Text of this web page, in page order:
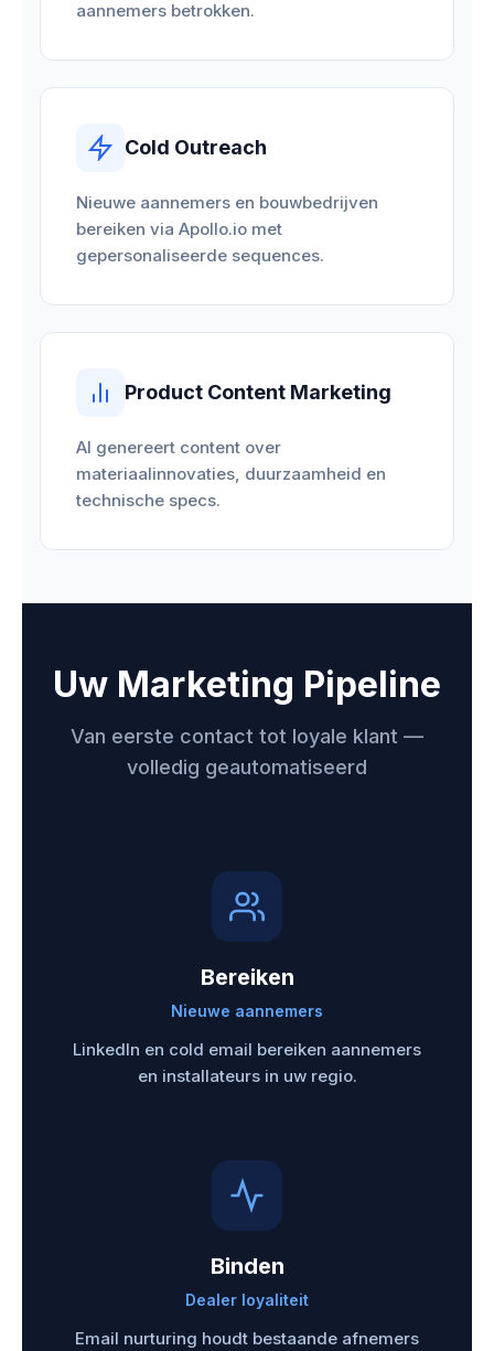
aannemers betrokken.
Cold Outreach
Nieuwe aannemers en bouwbedrijven
bereiken via Apollo.io met
gepersonaliseerde sequences.
Product Content Marketing
AI genereert content over
materiaalinnovaties, duurzaamheid en
technische specs.
Uw Marketing Pipeline
Van eerste contact tot loyale klant —
volledig geautomatiseerd
Bereiken
Nieuwe aannemers
LinkedIn en cold email bereiken aannemers
en installateurs in uw regio.
Binden
Dealer loyaliteit
Email nurturing houdt bestaande afnemers